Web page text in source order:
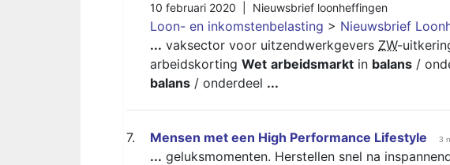
10 februari 2020 | Nieuwsbrief loonheffingen
Loon- en inkomstenbelasting > Nieuwsbrief
... vaksector voor uitzendwerkgevers ZW-
arbeidskorting Wet arbeidsmarkt in balans /
balans / onderdeel ...
7. Mensen met een High Performance Lifestyle 3
... geluksmomenten. Herstellen snel na